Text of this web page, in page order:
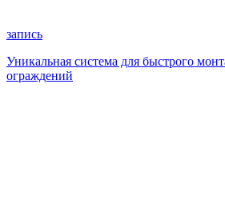
запись
Уникальная система для быстрого
ограждений